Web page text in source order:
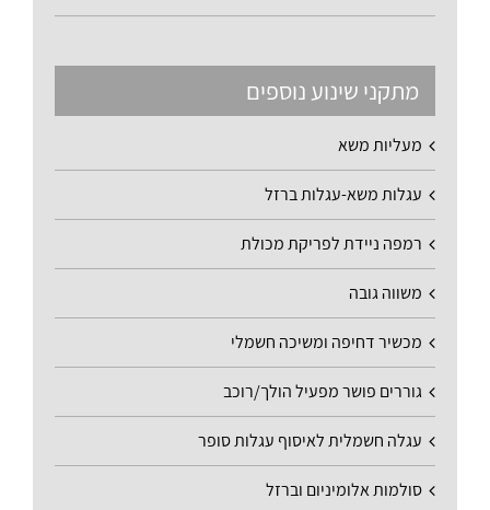
מתקני שינוע נוספים
מעליות משא
עגלות משא-עגלות ברזל
רמפה ניידת לפריקת מכולת
משווה גובה
מכשיר דחיפה ומשיכה חשמלי
גוררים פושר מפעיל הולך/רוכב
עגלה חשמלית לאיסוף עגלות סופר
סולמות אלומיניום וברזל